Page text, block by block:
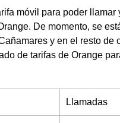
móvil para poder llamar
De momento, se
y en el resto de
de tarifas de Orange
Llamadas